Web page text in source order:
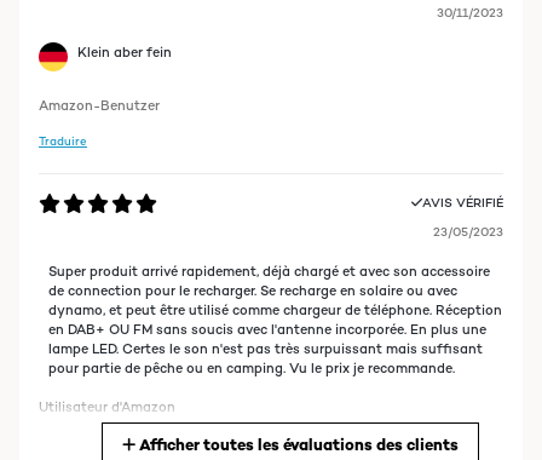
30/11/2023
Klein aber fein
Amazon-Benutzer
Traduire
AVIS VÉRIFIÉ
23/05/2023
Super produit arrivé rapidement, déjà chargé et avec son accessoire
de connection pour le recharger. Se recharge en solaire ou avec
dynamo, et peut être utilisé comme chargeur de téléphone. Réception
en DAB+ OU FM sans soucis avec l'antenne incorporée. En plus une
lampe LED. Certes le son n'est pas très surpuissant mais suffisant
pour partie de pêche ou en camping. Vu le prix je recommande.
Utilisateur d'Amazon
Afficher toutes les évaluations des clients